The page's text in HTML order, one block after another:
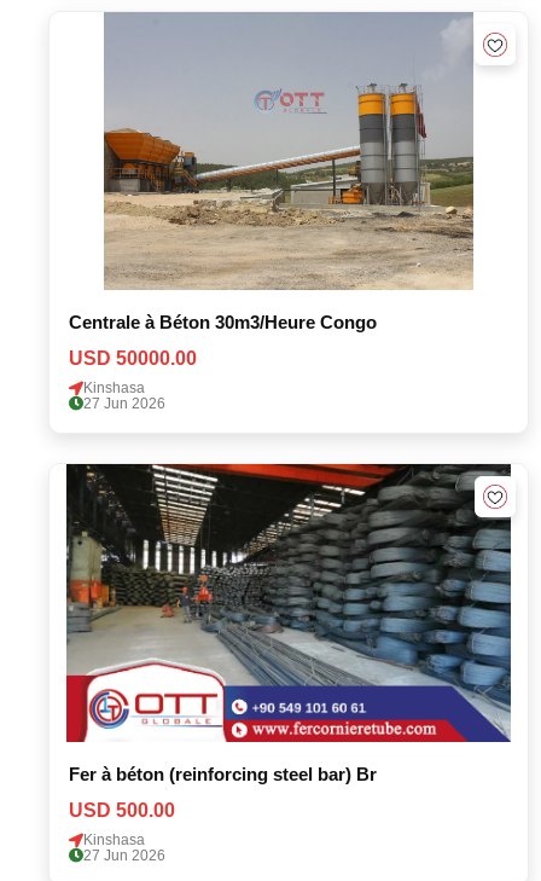
Centrale à Béton 30m3/Heure Congo
USD 50000.00
Kinshasa
27 Jun 2026
Fer à béton (reinforcing steel bar) Br
USD 500.00
Kinshasa
27 Jun 2026